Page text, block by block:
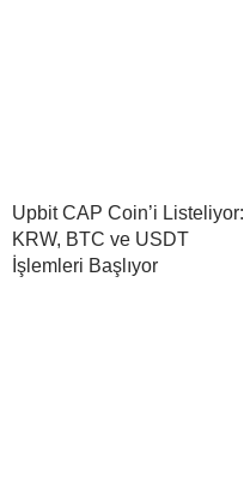
Upbit CAP Coin’i Listeliyor:
KRW, BTC ve USDT
İşlemleri Başlıyor